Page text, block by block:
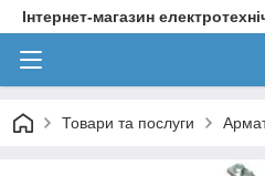
Інтернет-магазин
Товари та послуги